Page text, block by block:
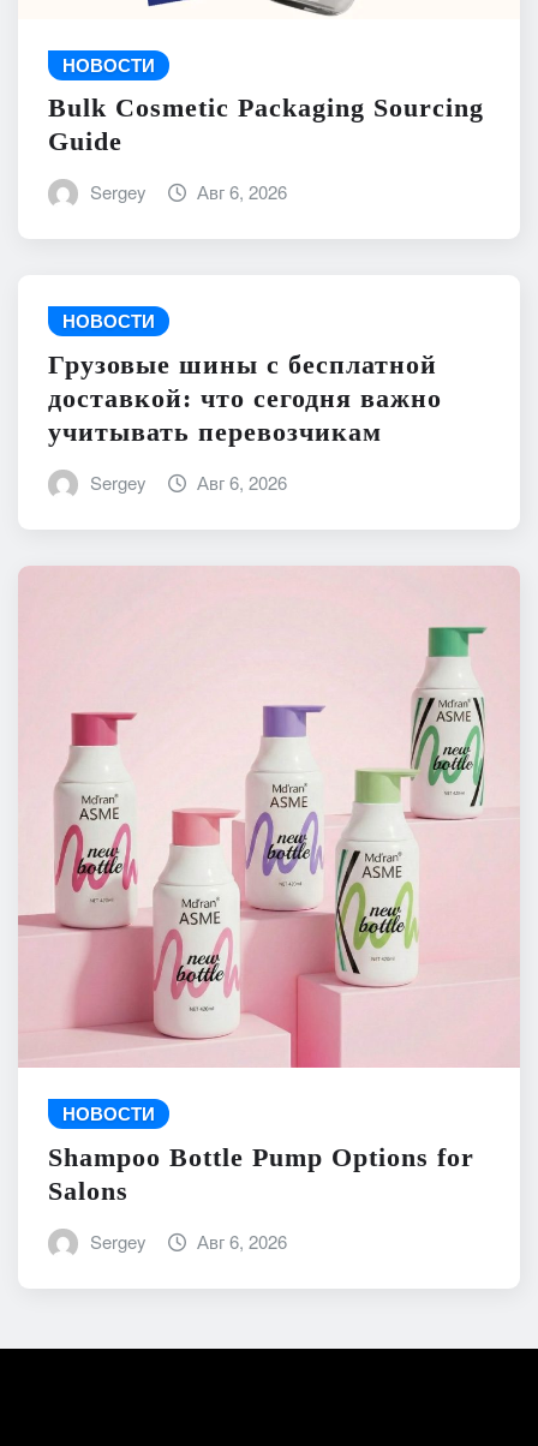
НОВОСТИ
Bulk Cosmetic Packaging Sourcing
Guide
Sergey Авг 6, 2026
НОВОСТИ
Грузовые шины с бесплатной
доставкой: что сегодня важно
учитывать перевозчикам
Sergey Авг 6, 2026
НОВОСТИ
Shampoo Bottle Pump Options for
Salons
Sergey Авг 6, 2026